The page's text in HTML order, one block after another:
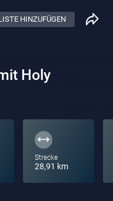
HINZUFÜGEN
Holy
Strecke
28,91 km